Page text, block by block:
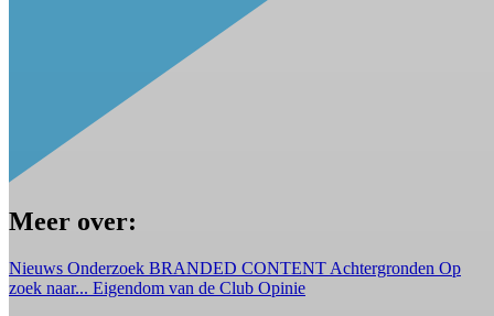
Meer over:
Nieuws Onderzoek BRANDED CONTENT Achtergronden Op
zoek naar... Eigendom van de Club Opinie